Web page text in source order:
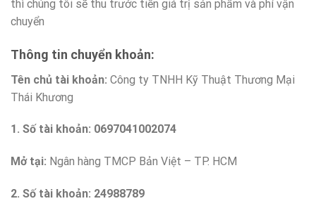
thì chúng tôi sẽ thu trước tiền giá trị sản phẩm và phí vận
chuyển
Thông tin chuyển khoản:
Tên chủ tài khoản: Công ty TNHH Kỹ Thuật Thương Mại
Thái Khương
1. Số tài khoản: 0697041002074
Mở tại: Ngân hàng TMCP Bản Việt – TP. HCM
2. Số tài khoản: 24988789